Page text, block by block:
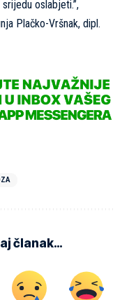
oslabjeti.”,
Plačko-Vršnak, dipl.
članak…